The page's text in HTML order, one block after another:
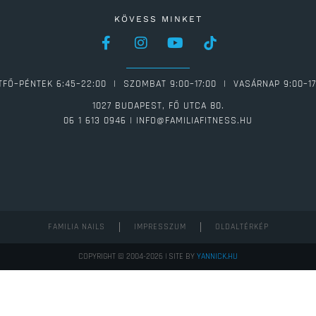
KÖVESS MINKET
6:45–22:00 | SZOMBAT 9:00–17:00 | VASÁRNAP
1027 BUDAPEST, FŐ UTCA 80.
06 1 613 0946 | INFO@FAMILIAFITNESS.HU
FAMILIA NAILS IMPRESSZUM OLDALTÉRKÉP
COPYRIGHT © 2004-2026 | SITE BY YANNICK.HU